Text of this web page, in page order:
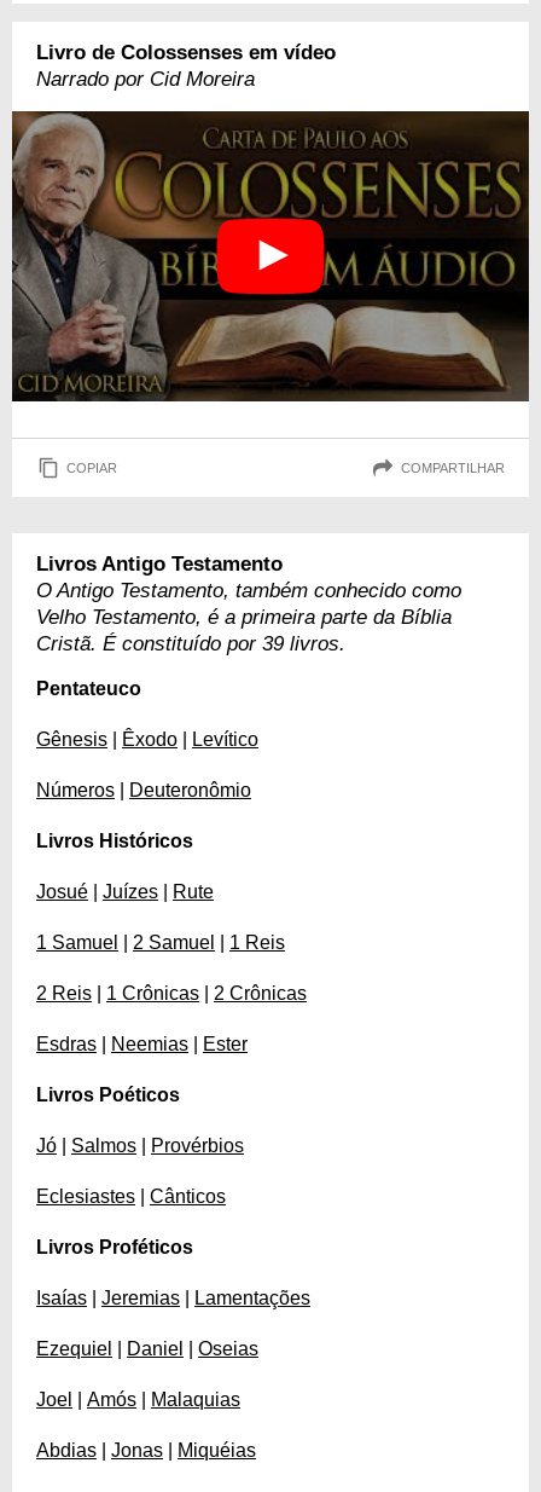
Livro de Colossenses em vídeo
Narrado por Cid Moreira
COPIAR COMPARTILHAR
Livros Antigo Testamento
O Antigo Testamento, também conhecido como
Velho Testamento, é a primeira parte da Bíblia
Cristã. É constituído por 39 livros.
Pentateuco
Gênesis Êxodo Levítico
Números Deuteronômio
Livros Históricos
Josué Juízes Rute
1 Samuel 2 Samuel 1 Reis
2 Reis 1 Crônicas 2 Crônicas
Esdras Neemias Ester
Livros Poéticos
Jó Salmos Provérbios
Eclesiastes Cânticos
Livros Proféticos
Isaías Jeremias Lamentações
Ezequiel Daniel Oseias
Joel Amós Malaquias
Abdias Jonas Miquéias